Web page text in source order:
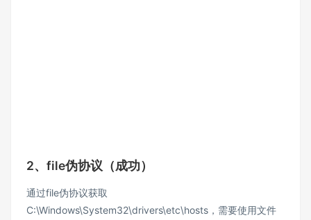
2、file伪协议（成功）
通过file伪协议获取
C:\Windows\System32\drivers\etc\hosts，需要使用文件